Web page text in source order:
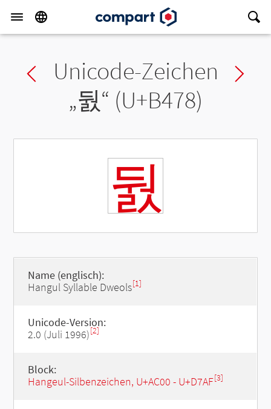
Previous char
Unicode-Zeichen
„둸“ (U+B478)
둸
Name (englisch):
Hangul Syllable Dweols[1]
Unicode-Version:
2.0 (Juli 1996)[2]
Block:
Hangeul-Silbenzeichen, U+AC00 - U+D7AF[3]